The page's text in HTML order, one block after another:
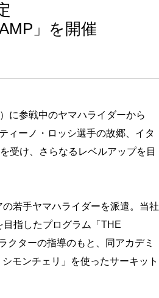
」を開催
に参戦中のヤマハライダーから
ィーノ・ロッシ選手の故郷、イタ
受け、さらなるレベルアップを目
若手ヤマハライダーを派遣。当社
指したプログラム「THE
クターの指導のもと、同アカデミ
モンチェリ」を使ったサーキット